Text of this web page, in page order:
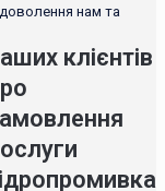
нам та
клієнтів